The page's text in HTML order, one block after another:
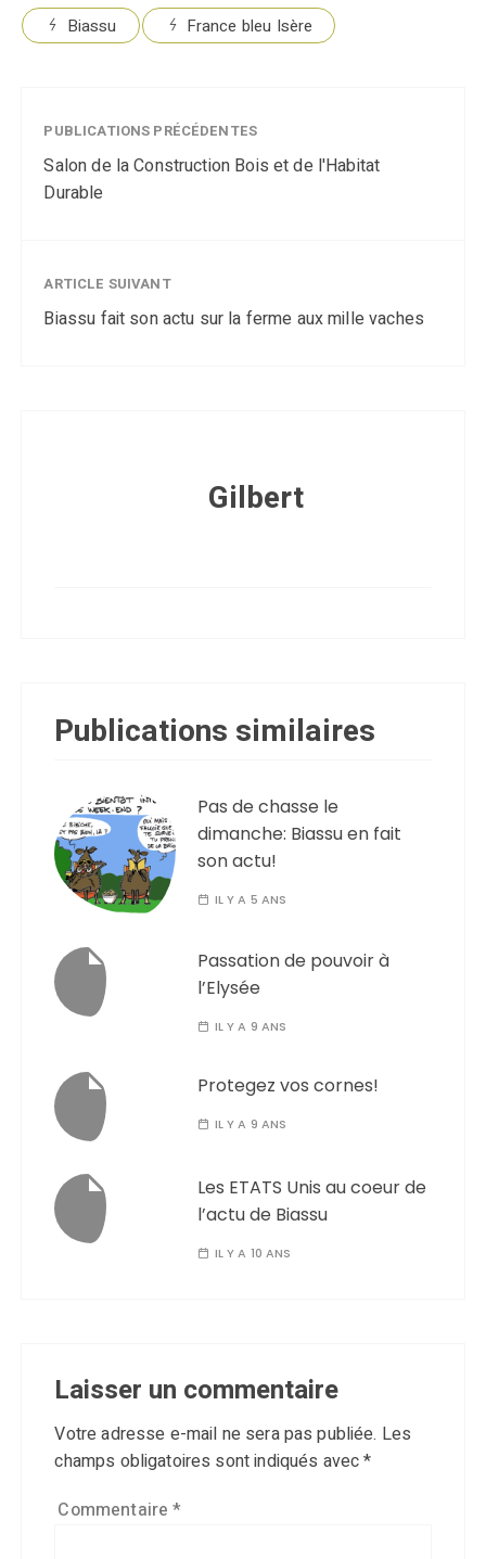
Biassu France bleu Isère
PUBLICATIONS PRÉCÉDENTES
Salon de la Construction Bois et de l'Habitat
Durable
ARTICLE SUIVANT
Biassu fait son actu sur la ferme aux mille vaches
Gilbert
Publications similaires
Pas de chasse le
dimanche: Biassu en fait
son actu!
IL Y A 5 ANS
Passation de pouvoir à
l’Elysée
IL Y A 9 ANS
Protegez vos cornes!
IL Y A 9 ANS
Les ETATS Unis au coeur de
l’actu de Biassu
IL Y A 10 ANS
Laisser un commentaire
Votre adresse e-mail ne sera pas publiée. Les
champs obligatoires sont indiqués avec*
Commentaire*